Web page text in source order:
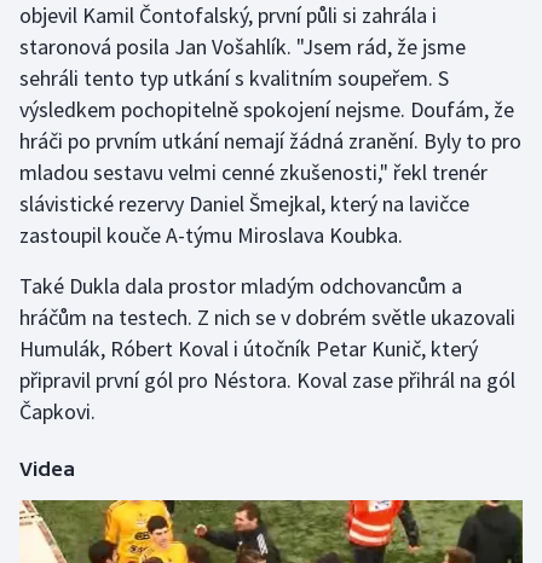
Golf
Gymnastika
Házená
Jezdectví
Krasobruslení
Lezení
Moderní pětiboj
Motorsport
objevil Kamil Čontofalský, první půli si zahrála i
staronová posila Jan Vošahlík. "Jsem rád, že jsme
sehráli tento typ utkání s kvalitním soupeřem. S
výsledkem pochopitelně spokojení nejsme. Doufám, že
hráči po prvním utkání nemají žádná zranění. Byly to pro
mladou sestavu velmi cenné zkušenosti," řekl trenér
slávistické rezervy Daniel Šmejkal, který na lavičce
zastoupil kouče A-týmu Miroslava Koubka.
Také Dukla dala prostor mladým odchovancům a
hráčům na testech. Z nich se v dobrém světle ukazovali
Humulák, Róbert Koval i útočník Petar Kunič, který
připravil první gól pro Néstora. Koval zase přihrál na gól
Čapkovi.
Videa